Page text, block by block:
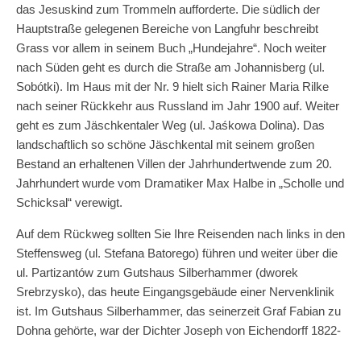
das Jesuskind zum Trommeln aufforderte. Die südlich der
Hauptstraße gelegenen Bereiche von Langfuhr beschreibt
Grass vor allem in seinem Buch „Hundejahre“. Noch weiter
nach Süden geht es durch die Straße am Johannisberg (ul.
Sobótki). Im Haus mit der Nr. 9 hielt sich Rainer Maria Rilke
nach seiner Rückkehr aus Russland im Jahr 1900 auf. Weiter
geht es zum Jäschkentaler Weg (ul. Jaśkowa Dolina). Das
landschaftlich so schöne Jäschkental mit seinem großen
Bestand an erhaltenen Villen der Jahrhundertwende zum 20.
Jahrhundert wurde vom Dramatiker Max Halbe in „Scholle und
Schicksal“ verewigt.
Auf dem Rückweg sollten Sie Ihre Reisenden nach links in den
Steffensweg (ul. Stefana Batorego) führen und weiter über die
ul. Partizantów zum Gutshaus Silberhammer (dworek
Srebrzysko), das heute Eingangsgebäude einer Nervenklinik
ist. Im Gutshaus Silberhammer, das seinerzeit Graf Fabian zu
Dohna gehörte, war der Dichter Joseph von Eichendorff 1822-